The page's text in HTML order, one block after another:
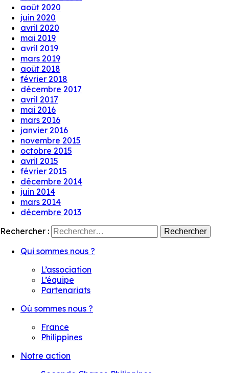
août 2020
juin 2020
avril 2020
mai 2019
avril 2019
mars 2019
août 2018
février 2018
décembre 2017
avril 2017
mai 2016
mars 2016
janvier 2016
novembre 2015
octobre 2015
avril 2015
février 2015
décembre 2014
juin 2014
mars 2014
décembre 2013
Rechercher :
Qui sommes nous ?
L’association
L’équipe
Partenariats
Où sommes nous ?
France
Philippines
Notre action